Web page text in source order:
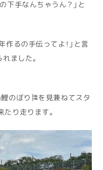
下手なんちゃうん？」と
作るの手伝ってよ！」と言
ました。
のぼり🎏を見兼ねてスタ
り走ります。